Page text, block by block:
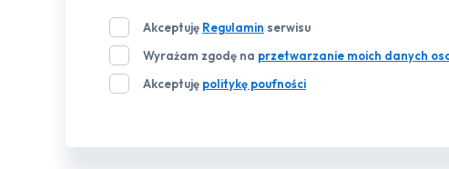
Akceptuję Regulamin serwisu
Wyrażam zgodę na przetwarzanie moich danych
Akceptuję politykę poufności